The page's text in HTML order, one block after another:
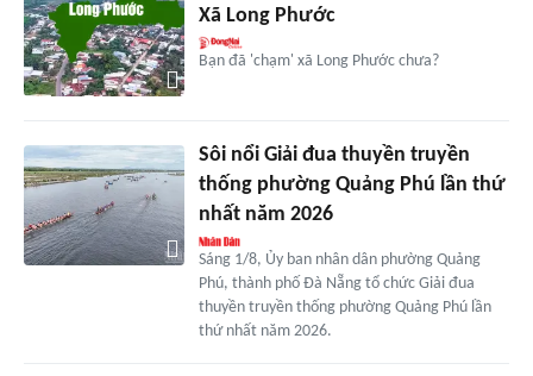
Xã Long Phước
Bạn đã 'chạm' xã Long Phước chưa?
Sôi nổi Giải đua thuyền truyền
thống phường Quảng Phú lần thứ
nhất năm 2026
Sáng 1/8, Ủy ban nhân dân phường Quảng
Phú, thành phố Đà Nẵng tổ chức Giải đua
thuyền truyền thống phường Quảng Phú lần
thứ nhất năm 2026.